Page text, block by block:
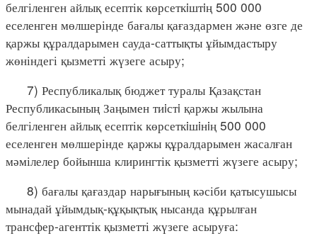
белгіленген айлық есептік көрсеткiштiң 500 000
еселенген мөлшерінде бағалы қағаздармен және өзге де
қаржы құралдарымен сауда-саттықты ұйымдастыру
жөніндегі қызметті жүзеге асыру;
7) Республикалық бюджет туралы Қазақстан
Республикасының Заңымен тиiстi қаржы жылына
белгіленген айлық есептік көрсеткiшiнiң 500 000
еселенген мөлшерінде қаржы құралдарымен жасалған
мәмілелер бойынша клирингтік қызметті жүзеге асыру;
8) бағалы қағаздар нарығының кәсіби қатысушысы
мынадай ұйымдық-құқықтық нысанда құрылған
трансфер-агенттік қызметті жүзеге асыруға: